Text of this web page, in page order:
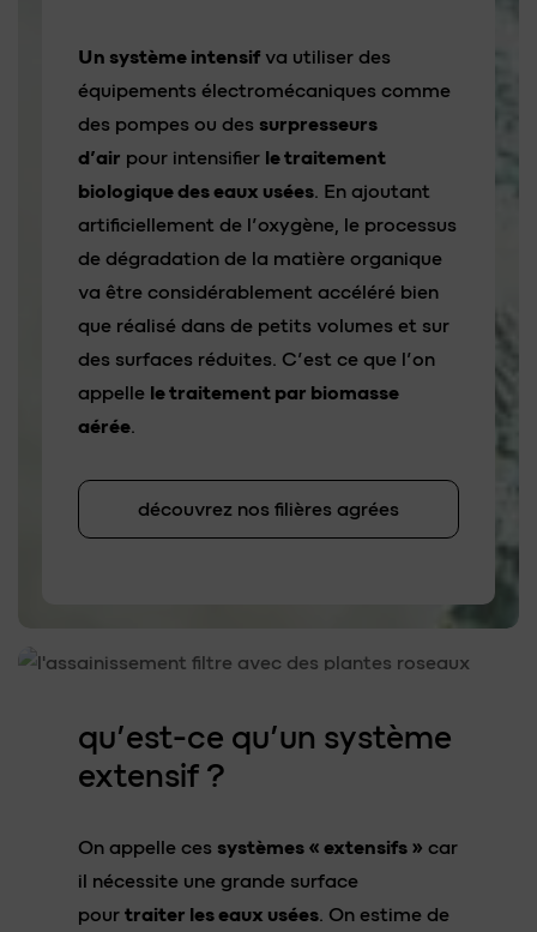
Un système intensif va utiliser des
équipements électromécaniques comme
des pompes ou des surpresseurs
d’air pour intensifier le traitement
biologique des eaux usées. En ajoutant
artificiellement de l’oxygène, le processus
de dégradation de la matière organique
va être considérablement accéléré bien
que réalisé dans de petits volumes et sur
des surfaces réduites. C’est ce que l’on
appelle le traitement par biomasse
aérée.
découvrez nos filières agrées
qu’est-ce qu’un système
extensif ?
On appelle ces systèmes « extensifs » car
il nécessite une grande surface
pour traiter les eaux usées. On estime de